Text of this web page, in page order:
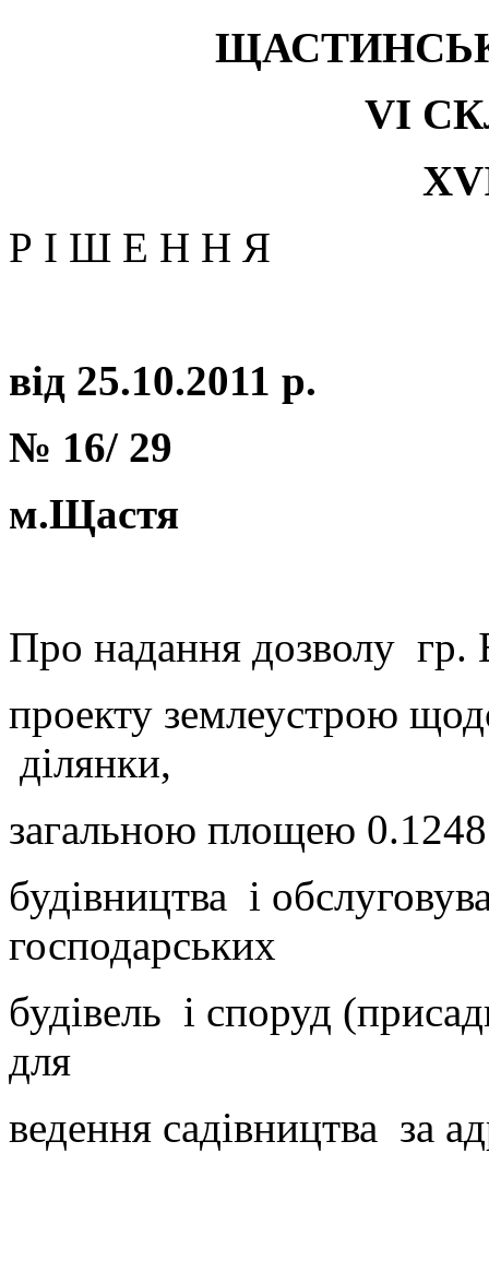
VІ
Х
Р І Ш Е Н Н Я
від 25.10.2011 р.
№ 16/ 29
м.Щастя
Про надання дозволу гр.
проекту землеустрою
ділянки,
загальною площею
будівництва і
господарських
будівель і споруд
для
ведення садівництва